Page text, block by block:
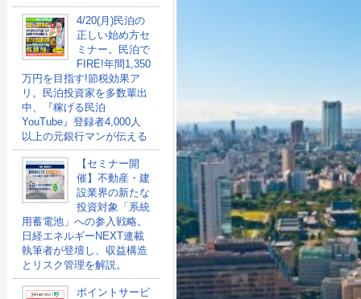
4/20(月)民泊の
正しい始め方セ
ミナー。民泊で
FIRE!年間1,350
万円を目指す!節税効果ア
リ。民泊投資家を多数輩出
中、『稼げる民泊
YouTube』登録者4,000人
以上の元銀行マンが伝える
【セミナー開
催】不動産・建
設業界の新たな
投資対象「系統
用蓄電池」への参入戦略。
日経エネルギーNEXT連載
執筆者が登壇し、収益構造
とリスク管理を解説。
ポイントサービ